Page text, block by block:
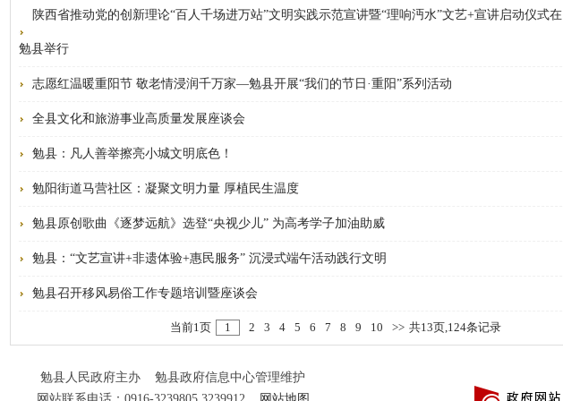
陕西省推动党的创新理论“百人千场进万站”文明实践示范宣讲暨“理响沔水”文艺+宣讲启动仪式在
勉县举行
志愿红温暖重阳节 敬老情浸润千万家—勉县开展“我们的节日·重阳”系列活动
全县文化和旅游事业高质量发展座谈会
勉县：凡人善举擦亮小城文明底色！
勉阳街道马营社区：凝聚文明力量 厚植民生温度
勉县原创歌曲《逐梦远航》选登“央视少儿” 为高考学子加油助威
勉县：“文艺宣讲+非遗体验+惠民服务” 沉浸式端午活动践行文明
勉县召开移风易俗工作专题培训暨座谈会
当前1页 1 2 3 4 5 6 7 8 9 10 >> 共13页,124条记录
勉县人民政府主办 勉县政府信息中心管理维护